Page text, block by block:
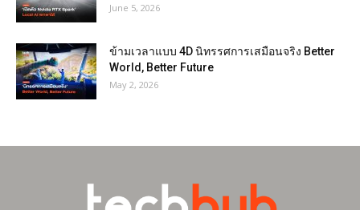
June 5, 2026
ข้ามเวลาแบบ 4D นิทรรศการเสมือนจริง Better
World, Better Future
May 2, 2026